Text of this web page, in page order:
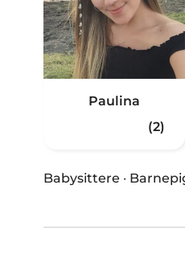
Paulina
(2)
Babysittere ·